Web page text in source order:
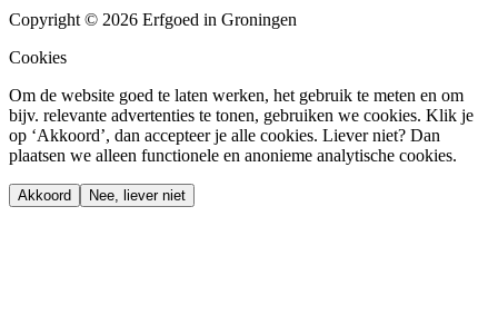
Copyright © 2026 Erfgoed in Groningen
Cookies
Om de website goed te laten werken, het gebruik te meten en om
bijv. relevante advertenties te tonen, gebruiken we cookies. Klik je
op ‘Akkoord’, dan accepteer je alle cookies. Liever niet? Dan
plaatsen we alleen functionele en anonieme analytische cookies.
Akkoord Nee, liever niet